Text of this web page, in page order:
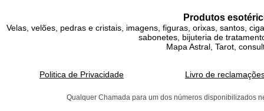
Produtos
Velas, velões, pedras e cristais, imagens, figuras, orixas, santos,
sabonetes, bijuteria de
Mapa Astral, Tarot,
Politica de Privacidade Livro de
Qualquer Chamada para um dos números disponibilizados